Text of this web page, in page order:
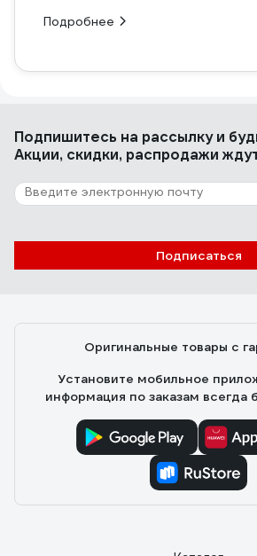
Подробнее
Подпишитесь на рассылкуи
Акции, скидки, распродажи
Подписаться
Оригинальные товары с
Установите мобильное
информация по заказам всегда